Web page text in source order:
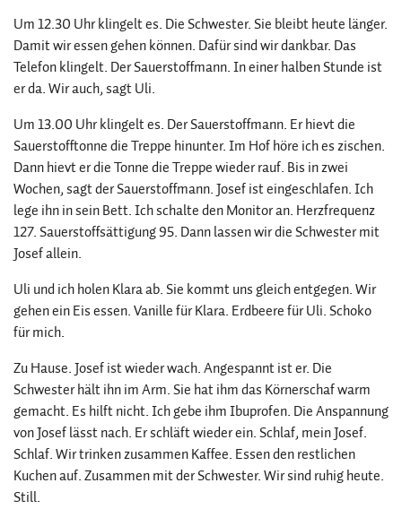
Um 12.30 Uhr klingelt es. Die Schwester. Sie bleibt heute länger.
Damit wir essen gehen können. Dafür sind wir dankbar. Das
Telefon klingelt. Der Sauerstoffmann. In einer halben Stunde ist
er da. Wir auch, sagt Uli.
Um 13.00 Uhr klingelt es. Der Sauerstoffmann. Er hievt die
Sauerstofftonne die Treppe hinunter. Im Hof höre ich es zischen.
Dann hievt er die Tonne die Treppe wieder rauf. Bis in zwei
Wochen, sagt der Sauerstoffmann. Josef ist eingeschlafen. Ich
lege ihn in sein Bett. Ich schalte den Monitor an. Herzfrequenz
127. Sauerstoffsättigung 95. Dann lassen wir die Schwester mit
Josef allein.
Uli und ich holen Klara ab. Sie kommt uns gleich entgegen. Wir
gehen ein Eis essen. Vanille für Klara. Erdbeere für Uli. Schoko
für mich.
Zu Hause. Josef ist wieder wach. Angespannt ist er. Die
Schwester hält ihn im Arm. Sie hat ihm das Körnerschaf warm
gemacht. Es hilft nicht. Ich gebe ihm Ibuprofen. Die Anspannung
von Josef lässt nach. Er schläft wieder ein. Schlaf, mein Josef.
Schlaf. Wir trinken zusammen Kaffee. Essen den restlichen
Kuchen auf. Zusammen mit der Schwester. Wir sind ruhig heute.
Still.